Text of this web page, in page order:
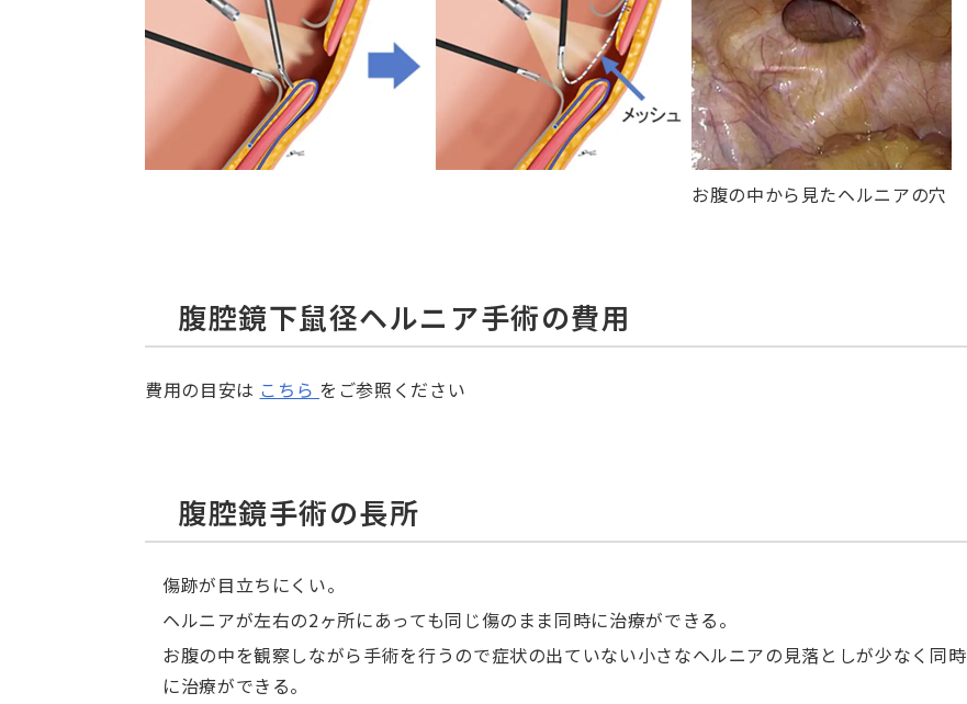
お腹の中から見たヘルニアの穴
腹腔鏡下鼠径ヘルニア手術の費用
費用の目安は こちら をご参照ください
腹腔鏡手術の長所
傷跡が目立ちにくい。
ヘルニアが左右の2ヶ所にあっても同じ傷のまま同時に治療ができる。
お腹の中を観察しながら手術を行うので症状の出ていない小さなヘルニアの見落としが少なく同時
に治療ができる。